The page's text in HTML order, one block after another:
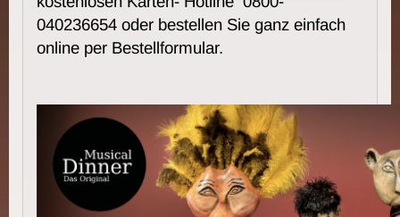
040236654 oder bestellen Sie ganz einfach
online per Bestellformular.